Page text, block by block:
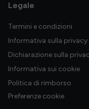
Legale
Termini e condizioni
Informativa sulla privacy
Dichiarazione sulla
Informativa sui cookie
Politica di rimborso
Preferenze cookie